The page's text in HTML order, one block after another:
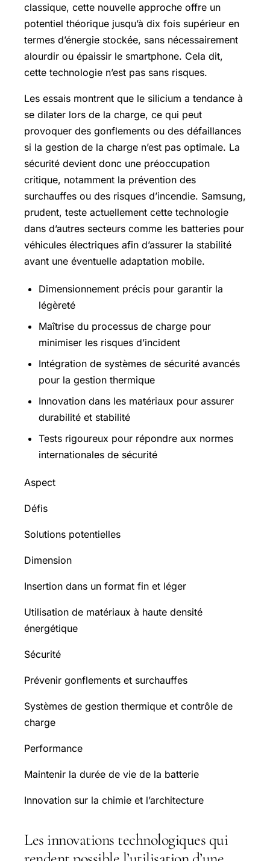
classique, cette nouvelle approche offre un
potentiel théorique jusqu’à dix fois supérieur en
termes d’énergie stockée, sans nécessairement
alourdir ou épaissir le smartphone. Cela dit,
cette technologie n’est pas sans risques.
Les essais montrent que le silicium a tendance à
se dilater lors de la charge, ce qui peut
provoquer des gonflements ou des défaillances
si la gestion de la charge n’est pas optimale. La
sécurité devient donc une préoccupation
critique, notamment la prévention des
surchauffes ou des risques d’incendie. Samsung,
prudent, teste actuellement cette technologie
dans d’autres secteurs comme les batteries pour
véhicules électriques afin d’assurer la stabilité
avant une éventuelle adaptation mobile.
Dimensionnement précis pour garantir la
légèreté
Maîtrise du processus de charge pour
minimiser les risques d’incident
Intégration de systèmes de sécurité avancés
pour la gestion thermique
Innovation dans les matériaux pour assurer
durabilité et stabilité
Tests rigoureux pour répondre aux normes
internationales de sécurité
Aspect
Défis
Solutions potentielles
Dimension
Insertion dans un format fin et léger
Utilisation de matériaux à haute densité
énergétique
Sécurité
Prévenir gonflements et surchauffes
Systèmes de gestion thermique et contrôle de
charge
Performance
Maintenir la durée de vie de la batterie
Innovation sur la chimie et l’architecture
Les innovations technologiques qui